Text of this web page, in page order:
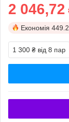
2 046,72
Економія
1 300 ₴ від 8 пар